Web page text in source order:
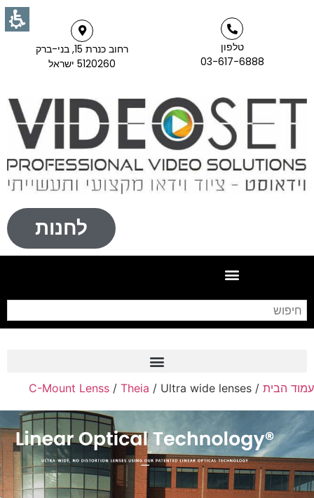
טלפון
03-617-6888
רחוב כנרת 15, בני-ברק
5120260 ישראל
לחנות
Frame Grabber
Industrial Camera
Professional Monitors
PTZ Confrence Camera
עמוד הבית/
C-Mount Lenss /Theia / Ultra wide lenses